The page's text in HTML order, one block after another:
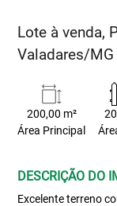
Lote à venda,
Valadares/MG
200,00 m²
Área Principal
DESCRIÇÃO DO
Excelente terreno